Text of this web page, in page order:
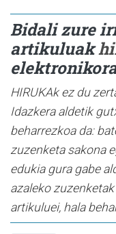
Bidali zure
artikuluak
HIRUKAk ez du
Idazkera aldetik
beharrezkoa da:
zuzenketa sakona
edukia gura gabe
azaleko
artikuluei, hala